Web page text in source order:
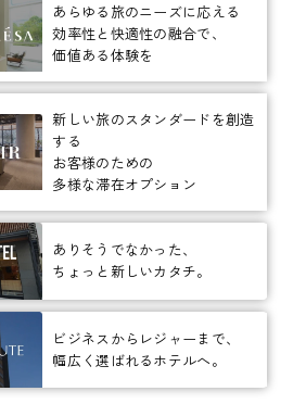
あらゆる旅のニーズに応える
効率性と快適性の融合で、
価値ある体験を
新しい旅のスタンダードを創造
する
お客様のための
多様な滞在オプション
ありそうでなかった、
ちょっと新しいカタチ。
ビジネスからレジャーまで、
幅広く選ばれるホテルへ。